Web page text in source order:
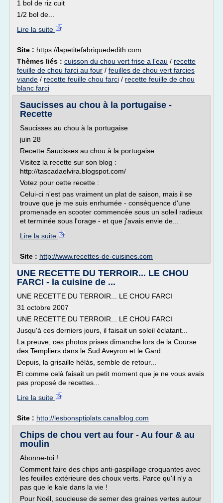
1 bol de riz cuit
1/2 bol de...
Lire la suite
Site : https://lapetitefabriquededith.com
Thèmes liés : cuisson du chou vert frise a l'eau / recette
feuille de chou farci au four / feuilles de chou vert farcies
viande / recette feuille chou farci / recette feuille de chou
blanc farci
Saucisses au chou à la portugaise -
Recette
Saucisses au chou à la portugaise
juin 28
Recette Saucisses au chou à la portugaise
Visitez la recette sur son blog :
http://tascadaelvira.blogspot.com/
Votez pour cette recette :
Celui-ci n'est pas vraiment un plat de saison, mais il se
trouve que je me suis enrhumée - conséquence d'une
promenade en scooter commencée sous un soleil radieux
et terminée sous l'orage - et que j'avais envie de...
Lire la suite
Site : http://www.recettes-de-cuisines.com
UNE RECETTE DU TERROIR... LE CHOU
FARCI - la cuisine de ...
UNE RECETTE DU TERROIR... LE CHOU FARCI
31 octobre 2007
UNE RECETTE DU TERROIR... LE CHOU FARCI
Jusqu'à ces derniers jours, il faisait un soleil éclatant...
La preuve, ces photos prises dimanche lors de la Course
des Templiers dans le Sud Aveyron et le Gard ...
Depuis, la grisaille hélàs, semble de retour...
Et comme celà faisait un petit moment que je ne vous avais
pas proposé de recettes...
Lire la suite
Site : http://lesbonsptiplats.canalblog.com
Chips de chou vert au four - Au four & au
moulin
Abonne-toi !
Comment faire des chips anti-gaspillage croquantes avec
les feuilles extérieure des choux verts. Parce qu'il n'y a
pas que le kale dans la vie !
Pour Noël, soucieuse de semer des graines vertes autour